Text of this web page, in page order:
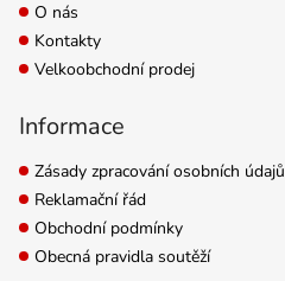
O nás
Kontakty
Velkoobchodní prodej
Informace
Zásady zpracování osobních údajů
Reklamační řád
Obchodní podmínky
Obecná pravidla soutěží